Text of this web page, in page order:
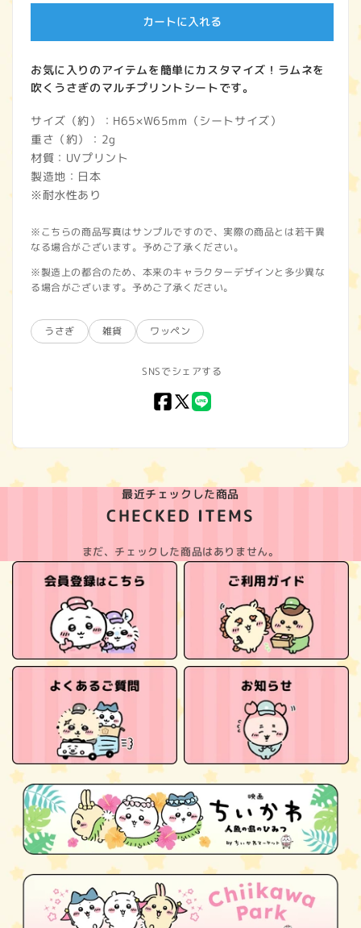
カートに入れる
お気に入りのアイテムを簡単にカスタマイズ！ラムネを
吹くうさぎのマルチプリントシートです。
サイズ（約）：H65×W65mm（シートサイズ）
重さ（約）：2g
材質：UVプリント
製造地：日本
※耐水性あり
※こちらの商品写真はサンプルですので、実際の商品とは若干異
なる場合がございます。予めご了承ください。
※製造上の都合のため、本来のキャラクターデザインと多少異な
る場合がございます。予めご了承ください。
うさぎ 雑貨 ワッペン
SNSでシェアする
Facebook
X
最近チェックした商品
CHECKED ITEMS
まだ、チェックした商品はありません。